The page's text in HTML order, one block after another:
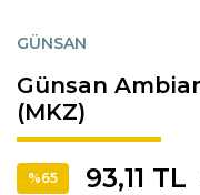
GÜNSAN
Günsan
(MKZ)
%65 93,11 TL